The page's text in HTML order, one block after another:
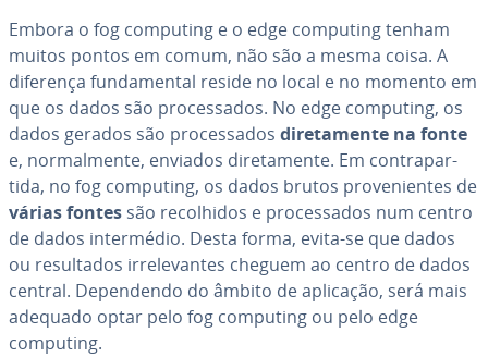
Embora o fog computing e o edge computing tenham
muitos pontos em comum, não são a mesma coisa. A
diferença fun­da­men­tal reside no local e no momento em
que os dados são pro­ces­sa­dos. No edge computing, os
dados gerados são pro­ces­sa­dos di­re­ta­mente na fonte
e, nor­mal­mente, enviados di­re­ta­mente. Em con­tra­par­
tida, no fog computing, os dados brutos pro­ve­ni­en­tes de
várias fontes são re­co­lhi­dos e pro­ces­sa­dos num centro
de dados in­ter­mé­dio. Desta forma, evita-se que dados
ou re­sul­ta­dos ir­re­le­van­tes cheguem ao centro de dados
central. De­pen­dendo do âmbito de aplicação, será mais
adequado optar pelo fog computing ou pelo edge
computing.